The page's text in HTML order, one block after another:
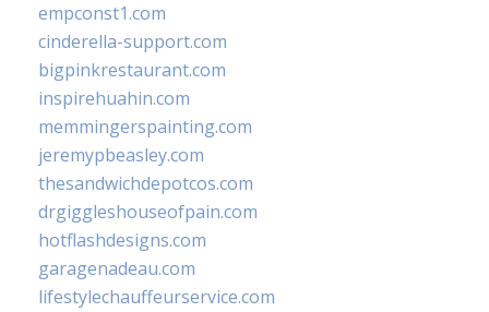
empconst1.com
cinderella-support.com
bigpinkrestaurant.com
inspirehuahin.com
memmingerspainting.com
jeremypbeasley.com
thesandwichdepotcos.com
drgiggleshouseofpain.com
hotflashdesigns.com
garagenadeau.com
lifestylechauffeurservice.com